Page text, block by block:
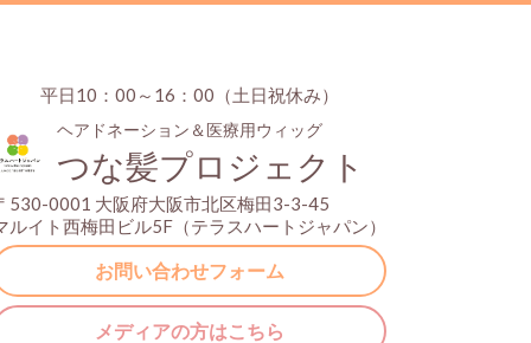
平日10：00～16：00（土日祝休み）
ヘアドネーション＆医療用ウィッグ
つな髪プロジェクト
530-0001 大阪府大阪市北区梅田3-3-45
ルイト西梅田ビル5F（テラスハートジャパン）
お問い合わせフォーム
メディアの方はこちら